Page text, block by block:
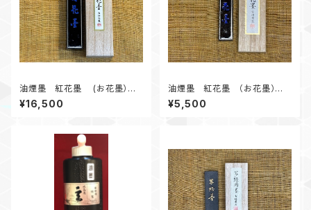
油煙墨 紅花墨 (お花墨）五
ツ星 3.0丁形
¥16,500
油煙墨 紅花墨 （お花墨）五
ツ星 1.0丁形 漢字、かな作品
にオススメ
¥5,500